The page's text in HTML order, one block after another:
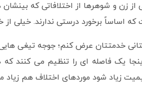
از زن و شوهرها از اختلافاتی که
اساساً برخورد درستی ندارند. خیلی
خدمتتان عرض کنم؛ جوجه تیغی
یک فاصله ای را تنظیم می کنند
زیاد شود موردهای اختلاف هم